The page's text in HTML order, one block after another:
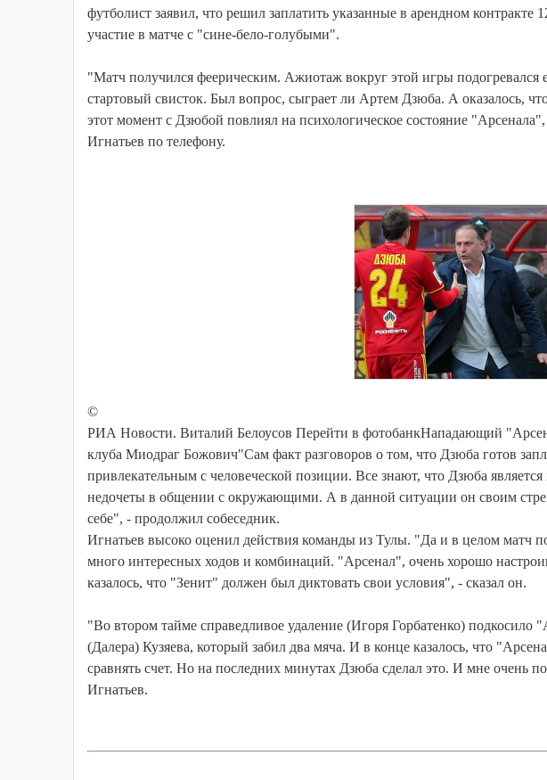
футболист заявил, что решил заплатить указанные в арендном контракте
участие в матче с "сине-бело-голубыми".
"Матч получился феерическим. Ажиотаж вокруг этой игры подогревался
стартовый свисток. Был вопрос, сыграет ли Артем Дзюба. А оказалось,
этот момент с Дзюбой повлиял на психологическое состояние
Игнатьев по телефону.
©
РИА Новости. Виталий Белоусов Перейти в фотобанкНападающий
клуба Миодраг Божович"Сам факт разговоров о том, что Дзюба готов
привлекательным с человеческой позиции. Все знают, что Дзюба
недочеты в общении с окружающими. А в данной ситуации он своим
себе", - продолжил собеседник.
Игнатьев высоко оценил действия команды из Тулы. "Да и в целом матч
много интересных ходов и комбинаций. "Арсенал", очень хорошо
казалось, что "Зенит" должен был диктовать свои условия", - сказал он.
"Во втором тайме справедливое удаление (Игоря Горбатенко)
(Далера) Кузяева, который забил два мяча. И в конце казалось, что
сравнять счет. Но на последних минутах Дзюба сделал это. И мне очень
Игнатьев.